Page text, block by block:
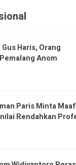
Haris, Orang
Anom
Paris Minta Maaf
Rendahkan